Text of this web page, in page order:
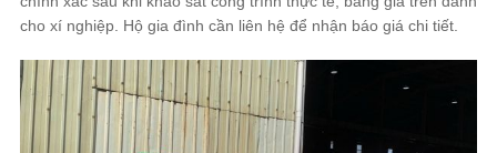
cho xí nghiệp. Hộ gia đình cần liên hệ để nhận báo giá chi tiết.